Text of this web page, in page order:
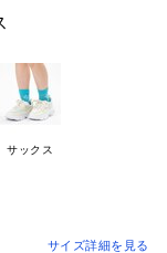
サックス
サイズ詳細を見る